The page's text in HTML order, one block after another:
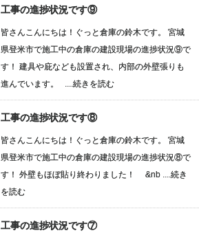
工事の進捗状況です⑨
皆さんこんにちは！ぐっと倉庫の鈴木です。 宮城
県登米市で施工中の倉庫の建設現場の進捗状況⑨で
す！ 建具や庇なども設置され、内部の外壁張りも
進んでいます。 ....続きを読む
工事の進捗状況です⑧
皆さんこんにちは！ぐっと倉庫の鈴木です。 宮城
県登米市で施工中の倉庫の建設現場の進捗状況⑧で
す！ 外壁もほぼ貼り終わりました！ &nb ....続き
を読む
工事の進捗状況です⑦